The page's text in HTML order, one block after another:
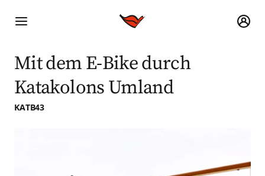
Mit dem E-Bike durch
Katakolons Umland
KATB43